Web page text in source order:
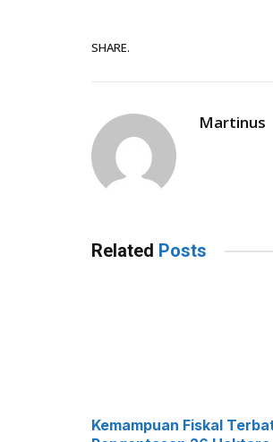
SHARE.
Martinus
Related Posts
Kemampuan Fiskal